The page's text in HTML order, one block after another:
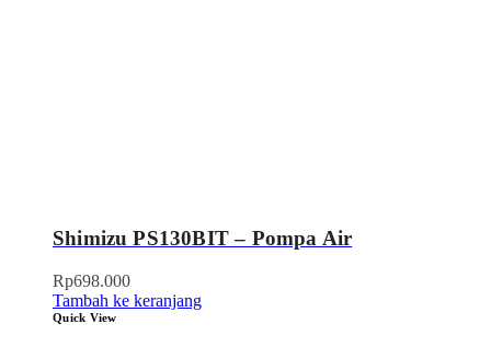
Shimizu PS130BIT – Pompa Air
Rp698.000
Tambah ke keranjang
Quick View